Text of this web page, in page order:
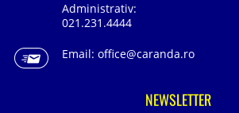
Administrativ:
021.231.4444
Email: office@caranda.ro
NEWSLETTER